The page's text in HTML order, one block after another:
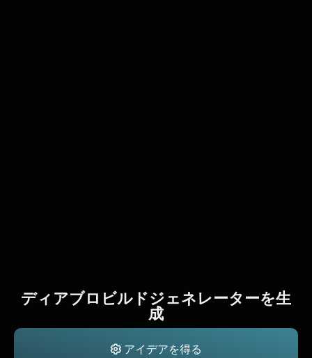
ディアブロビルドジェネレーターを生
成
アイデアを得る